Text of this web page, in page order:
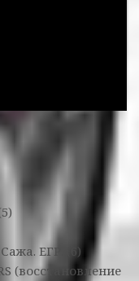
ЕГР.
(6)
(восстановление